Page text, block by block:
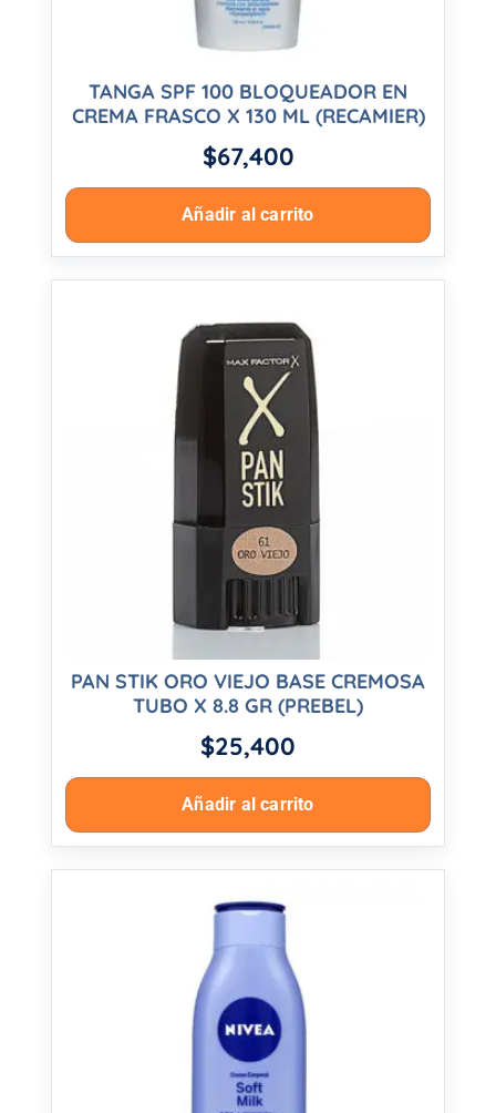
TANGA SPF 100 BLOQUEADOR EN
CREMA FRASCO X 130 ML (RECAMIER)
$67,400
Añadir al carrito
PAN STIK ORO VIEJO BASE CREMOSA
TUBO X 8.8 GR (PREBEL)
$25,400
Añadir al carrito